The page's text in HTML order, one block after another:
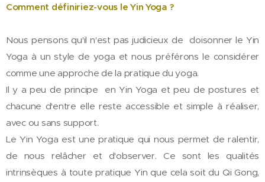
Comment définiriez-vous le Yin Yoga ?
Nous pensons qu'il n'est pas judicieux de cloisonner le Yin
Yoga à un style de yoga et nous préférons le considérer
comme une approche de la pratique du yoga.
Il y a peu de principe en Yin Yoga et peu de postures et
chacune d'entre elle reste accessible et simple à réaliser,
avec ou sans support.
Le Yin Yoga est une pratique qui nous permet de ralentir,
de nous relâcher et d'observer.
Ce sont les qualités
intrinsèques à toute pratique Yin que cela soit du Qi Gong,